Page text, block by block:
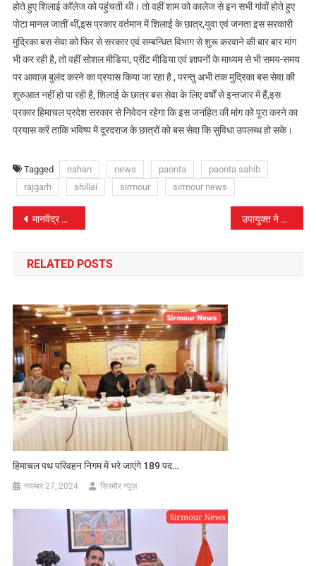
होते हुए शिलाई कॉलेज को पहुंचती थी। तो वहीं शाम को कालेज से इन सभी गांवों होते हुए
पोटा मानल जातीं थीं,इस प्रकार वर्तमान में शिलाई के छात्र,युवा एवं जनता इस सरकारी
मुद्रिका बस सेवा को फिर से सरकार एवं सम्बन्धित विभाग से शुरू करवाने की बार बार मांग
भी कर रही है, तो वहीं सोशल मीडिया, प्रींट मीडिया एवं ज्ञापनों के माध्यम से भी समय-समय
पर आवाज़ बुलंद करने का प्रयास किया जा रहा है , परन्तु अभी तक मुद्रिका बस सेवा की
शुरुआत नहीं हो पा रही है, शिलाई के छात्र बस सेवा के लिए वर्षों से इन्तजार में हैं,इस
प्रकार हिमाचल प्रदेश सरकार से निवेदन रहेगा कि इस जनहित की मांग को पूरा करने का
प्रयास करें ताकि भविष्य में दूरदराज के छात्रों को बस सेवा कि सुविधा उपलब्ध हो सके।
Tagged nahan news paonta
paonta sahib
rajgarh
shillai sirmour sirmour news
पोस्ट
नेविगेशन
मानवेंद्र ठाकुर होंगे पांवटा साहिब के नए DSP उपायुक्त ने की जिला पर्यटन नियामक समिति की बैठक की अध्यक्षता
RELATED POSTS
हिमाचल पथ परिवहन निगम में भरे जाएंगे 189 पद…
नवम्बर 27, 2024 सिरमौर न्यूज़